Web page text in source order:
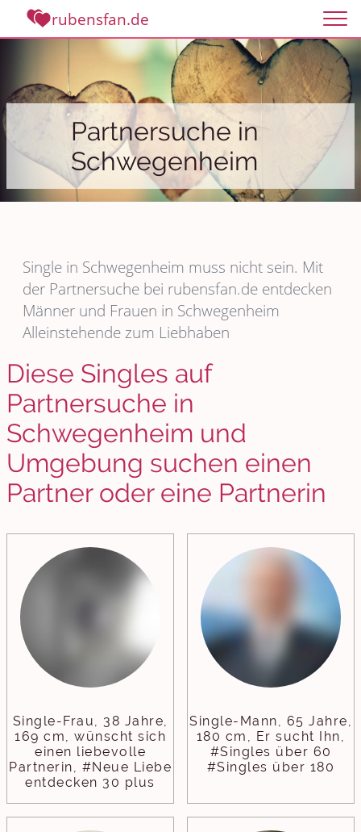
rubensfan.de
Partnersuche in
Schwegenheim
Single in Schwegenheim muss nicht sein. Mit
der Partnersuche bei rubensfan.de entdecken
Männer und Frauen in Schwegenheim
Alleinstehende zum Liebhaben
Diese Singles auf
Partnersuche in
Schwegenheim und
Umgebung suchen einen
Partner oder eine Partnerin
Single-Frau, 38 Jahre,
169 cm, wünscht sich
einen liebevolle
Partnerin, #Neue Liebe
entdecken 30 plus
Single-Mann, 65 Jahre,
180 cm, Er sucht Ihn,
#Singles über 60
#Singles über 180